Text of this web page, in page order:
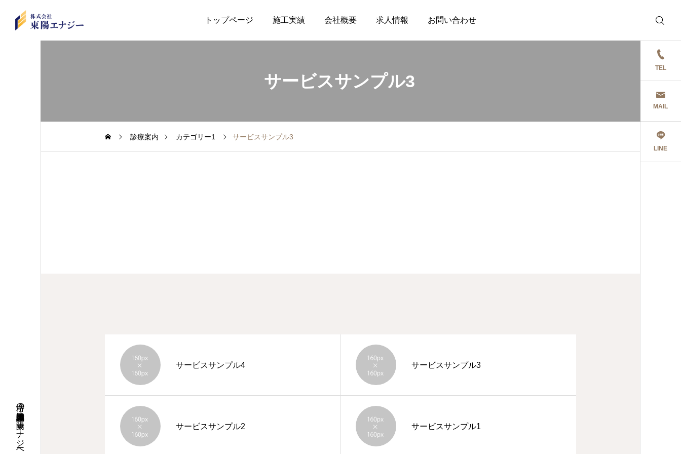
トップページ 施工実績 会社概要 求人情報 お問い合わせ
堺市の電気工事・空調設備は東陽エナジーへ
TEL
MAIL
LINE
サービスサンプル3
診療案内 カテゴリー1 サービスサンプル3
サービスサンプル4 サービスサンプル3
サービスサンプル2 サービスサンプル1